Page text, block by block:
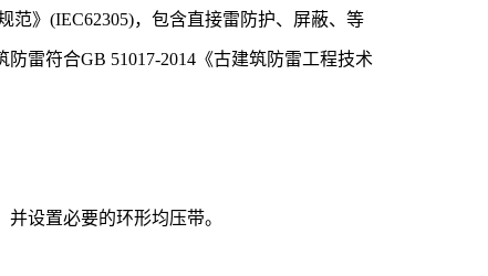
范》(IEC62305)，包含直接雷防护、屏蔽、等
雷符合GB 51017-2014《古建筑防雷工程技术
设置必要的环形均压带。